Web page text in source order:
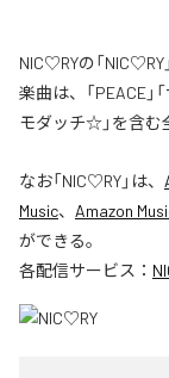
NIC♡RYの「
楽曲は、「PEACE」
モダッチ☆」を含む
なお「NIC♡RY」は、
Music、 Amazon
ができる。
各配信サービス：